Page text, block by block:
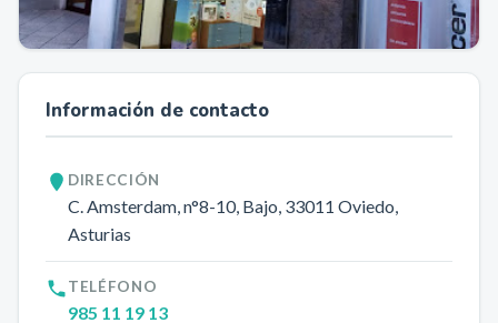
Información de contacto
DIRECCIÓN
C. Amsterdam, n°8-10, Bajo, 33011 Oviedo,
Asturias
TELÉFONO
985 11 19 13